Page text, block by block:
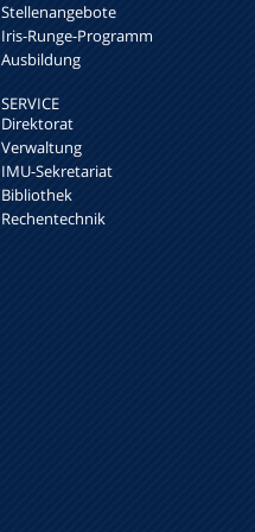
Stellenangebote
Iris-Runge-Programm
Ausbildung
SERVICE
Direktorat
Verwaltung
IMU-Sekretariat
Bibliothek
Rechentechnik